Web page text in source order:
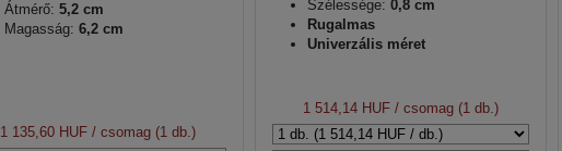
Átmérő: 5,2 cm
Magasság: 6,2 cm
1 135,60 HUF/ csomag (1 db.)
Szélessége: 0,8 cm
Rugalmas
Univerzális méret
1 514,14 HUF/ csomag (1 db.)